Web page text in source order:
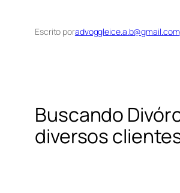
Escrito poradvoggleice.a.b@gmail.com
Buscando
diversos